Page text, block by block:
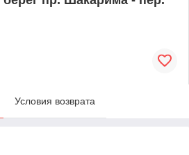
Условия возврата